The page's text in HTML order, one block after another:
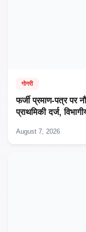
गोगरी
फर्जी प्रमाण-पत्र पर
प्राथमिकी दर्ज,
August 7, 2026